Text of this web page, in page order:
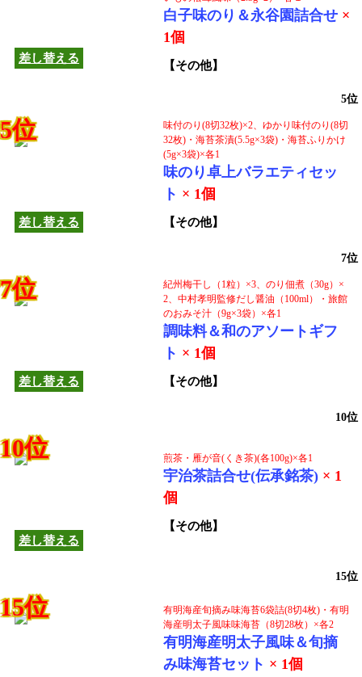
差し替える
白子味のり＆永谷園詰合せ ×
1個
【その他】
5位
差し替える
5位
味付のり(8切32枚)×2、ゆかり味付のり(8切
32枚)・海苔茶漬(5.5g×3袋)・海苔ふりかけ
(5g×3袋)×各1
味のり卓上バラエティセッ
ト × 1個
【その他】
7位
差し替える
7位
紀州梅干し（1粒）×3、のり佃煮（30g）×
2、中村孝明監修だし醤油（100ml）・旅館
のおみそ汁（9g×3袋）×各1
調味料＆和のアソートギフ
ト × 1個
【その他】
10位
差し替える
10位 煎茶・雁が音(くき茶)(各100g)×各1
宇治茶詰合せ(伝承銘茶) × 1
個
【その他】
15位
15位
有明海産旬摘み味海苔6袋詰(8切4枚)・有明
海産明太子風味味海苔（8切28枚）×各2
有明海産明太子風味＆旬摘
み味海苔セット × 1個